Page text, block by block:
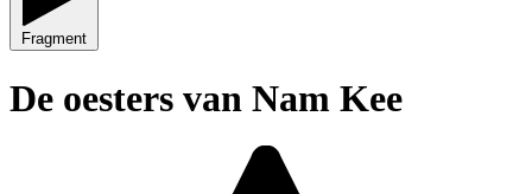
Fragment
De oesters van Nam Kee